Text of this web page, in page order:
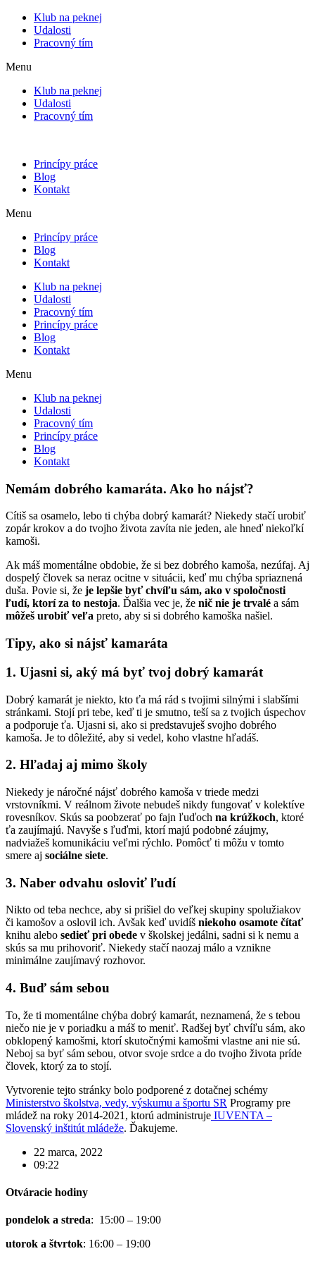
Klub na peknej
Udalosti
Pracovný tím
Menu
Klub na peknej
Udalosti
Pracovný tím
Princípy práce
Blog
Kontakt
Menu
Princípy práce
Blog
Kontakt
Klub na peknej
Udalosti
Pracovný tím
Princípy práce
Blog
Kontakt
Menu
Klub na peknej
Udalosti
Pracovný tím
Princípy práce
Blog
Kontakt
Nemám dobrého kamaráta. Ako ho nájsť?
Cítiš sa osamelo, lebo ti chýba dobrý kamarát? Niekedy stačí urobiť
zopár krokov a do tvojho života zavíta nie jeden, ale hneď niekoľkí
kamoši.
Ak máš momentálne obdobie, že si bez dobrého kamoša, nezúfaj. Aj
dospelý človek sa neraz ocitne v situácii, keď mu chýba spriaznená
duša. Povie si, že je lepšie byť chvíľu sám, ako v spoločnosti
ľudí, ktorí za to nestoja. Ďalšia vec je, že nič nie je trvalé a sám
môžeš urobiť veľa preto, aby si si dobrého kamoška našiel.
Tipy, ako si nájsť kamaráta
1. Ujasni si, aký má byť tvoj dobrý kamarát
Dobrý kamarát je niekto, kto ťa má rád s tvojimi silnými i slabšími
stránkami. Stojí pri tebe, keď ti je smutno, teší sa z tvojich úspechov
a podporuje ťa. Ujasni si, ako si predstavuješ svojho dobrého
kamoša. Je to dôležité, aby si vedel, koho vlastne hľadáš.
2. Hľadaj aj mimo školy
Niekedy je náročné nájsť dobrého kamoša v triede medzi
vrstovníkmi. V reálnom živote nebudeš nikdy fungovať v kolektíve
rovesníkov. Skús sa poobzerať po fajn ľuďoch na krúžkoch, ktoré
ťa zaujímajú. Navyše s ľuďmi, ktorí majú podobné záujmy,
nadviažeš komunikáciu veľmi rýchlo. Pomôcť ti môžu v tomto
smere aj sociálne siete.
3. Naber odvahu osloviť ľudí
Nikto od teba nechce, aby si prišiel do veľkej skupiny spolužiakov
či kamošov a oslovil ich. Avšak keď uvidíš niekoho osamote čítať
knihu alebo sedieť pri obede v školskej jedálni, sadni si k nemu a
skús sa mu prihovoriť. Niekedy stačí naozaj málo a vznikne
minimálne zaujímavý rozhovor.
4. Buď sám sebou
To, že ti momentálne chýba dobrý kamarát, neznamená, že s tebou
niečo nie je v poriadku a máš to meniť. Radšej byť chvíľu sám, ako
obklopený kamošmi, ktorí skutočnými kamošmi vlastne ani nie sú.
Neboj sa byť sám sebou, otvor svoje srdce a do tvojho života príde
človek, ktorý za to stojí.
Vytvorenie tejto stránky bolo podporené z dotačnej schémy
Ministerstvo školstva, vedy, výskumu a športu SR Programy pre
mládež na roky 2014-2021, ktorú administruje IUVENTA –
Slovenský inštitút mládeže. Ďakujeme.
22 marca, 2022
09:22
Otváracie hodiny
pondelok a streda: 15:00 – 19:00
utorok a štvrtok: 16:00 – 19:00